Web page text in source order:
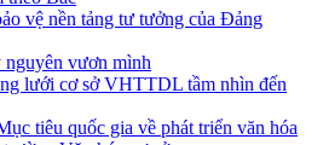
vệ nền tảng tư tưởng của Đảng
vươn mình
lưới cơ sở VHTTDL tầm nhìn đến
tiêu quốc gia về phát triển văn hóa